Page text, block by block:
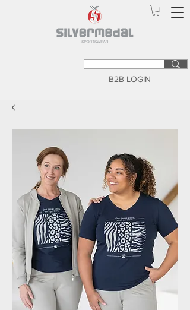
B2B LOGIN